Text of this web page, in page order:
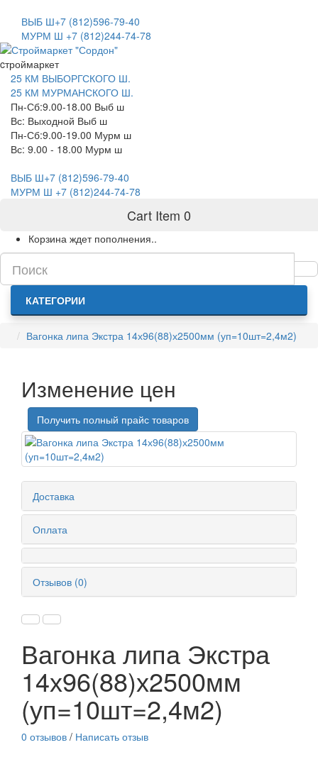
ВЫБ Ш+7 (812)596-79-40
МУРМ Ш +7 (812)244-74-78
cтроймаркет
25 КМ ВЫБОРГСКОГО Ш.
25 КМ МУРМАНСКОГО Ш.
Пн-Сб:9.00-18.00 Выб ш
Вс: Выходной Выб ш
Пн-Сб:9.00-19.00 Мурм ш
Вс: 9.00 - 18.00 Мурм ш
ВЫБ Ш+7 (812)596-79-40
МУРМ Ш +7 (812)244-74-78
Cart Item 0
Корзина ждет пополнения..
КАТЕГОРИИ
Вагонка липа Экстра 14х96(88)х2500мм (уп=10шт=2,4м2)
Изменение цен
Получить полный прайс товаров
Доставка
Оплата
Отзывов (0)
Вагонка липа Экстра
14х96(88)х2500мм
(уп=10шт=2,4м2)
0 отзывов / Написать отзыв